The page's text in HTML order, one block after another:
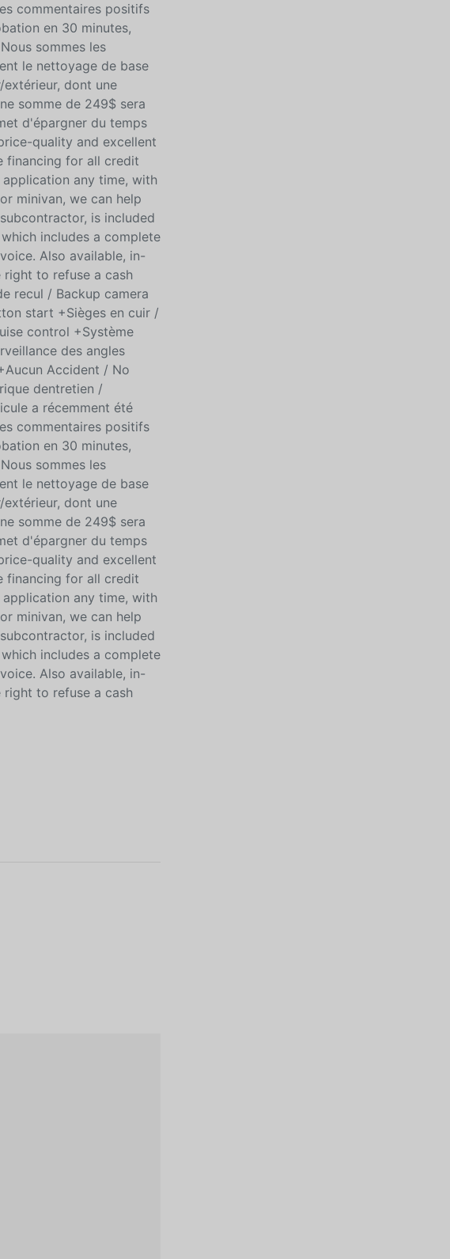
commentaires positifs
en 30 minutes,
sommes les
le nettoyage de base
dont une
somme de 249$ sera
d'épargner du temps
quality and excellent
financing for all credit
any time, with
minivan, we can help
is included
includes a complete
Also available, in-
right to refuse a cash
recul / Backup camera
start +Sièges en cuir /
control +Système
des angles
Accident / No
dentretien /
a récemment été
commentaires positifs
en 30 minutes,
sommes les
le nettoyage de base
dont une
somme de 249$ sera
d'épargner du temps
quality and excellent
financing for all credit
any time, with
minivan, we can help
is included
includes a complete
Also available, in-
right to refuse a cash